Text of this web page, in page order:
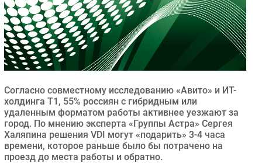
Оборудование
ПО
Outsourcing
Кадры
Регулирование
Финансы
Web
Безопасность
Инновации
CIO/Управление ИТ
Согласно совместному исследованию «Авито» и ИТ-
холдинга Т1, 55% россиян с гибридным или
удаленным форматом работы активнее уезжают за
город. По мнению эксперта «Группы Астра» Сергея
Халяпина решения VDI могут «подарить» 3-4 часа
времени, которое раньше было бы потрачено на
проезд до места работы и обратно.